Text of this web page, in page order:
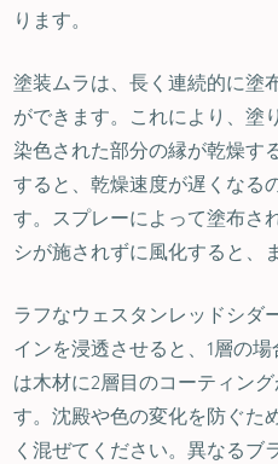
ります。
塗装ムラは、長く連続的に塗
ができます。これにより、塗
染色された部分の縁が乾燥す
すると、乾燥速度が遅くなる
す。スプレーによって塗布さ
シが施されずに風化すると、
ラフなウェスタンレッドシダ
インを浸透させると、1層の
は木材に2層目のコーティン
す。沈殿や色の変化を防ぐた
く混ぜてください。異なるブ